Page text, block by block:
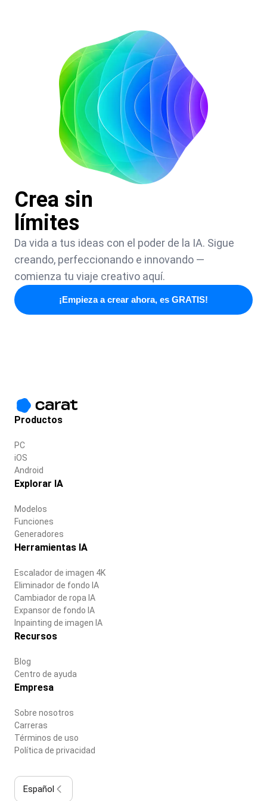
Crea sin
límites
Da vida a tus ideas con el poder de la IA. Sigue
creando, perfeccionando e innovando —
comienza tu viaje creativo aquí.
¡Empieza a crear ahora, es GRATIS!
Productos
PC
iOS
Android
Explorar IA
Modelos
Funciones
Generadores
Herramientas IA
Escalador de imagen 4K
Eliminador de fondo IA
Cambiador de ropa IA
Expansor de fondo IA
Inpainting de imagen IA
Recursos
Blog
Centro de ayuda
Empresa
Sobre nosotros
Carreras
Términos de uso
Política de privacidad
Español